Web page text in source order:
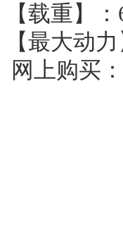
【载重】
【最大动
网上购买：